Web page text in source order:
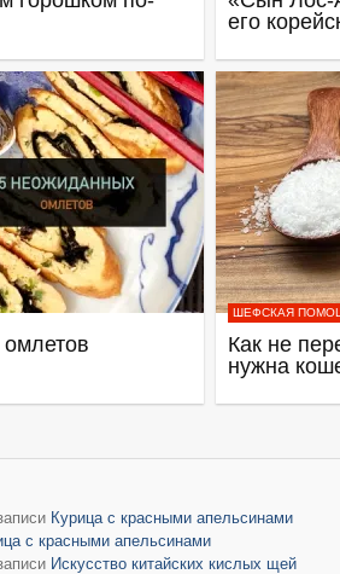
его
ШЕФСКАЯ
Как не
нужна
Курица с красными апельсинами
с красными апельсинами
Искусство китайских кислых щей